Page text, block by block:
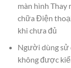
màn hình Thay
chữa Điện
khi chưa đủ
Người dùng sử
không được